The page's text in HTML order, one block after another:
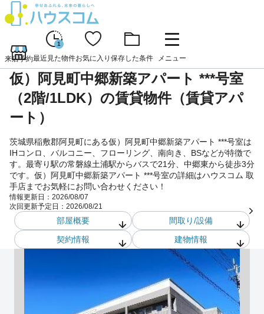
来店予約
1
最近見た物件お気に入り 保存した条件 メニュー
仮）阿見町中郷新築アパート ***号室
（2階/1LDK）の賃貸物件（賃貸アパ
ート）
茨城県稲敷郡阿見町にある仮）阿見町中郷新築アパート ***号室は
IHコンロ、バルコニー、フローリング、南向き、BSなどが特徴で
す。最寄り駅の常磐線土浦駅からバスで21分、中郷東から徒歩3分
です。仮）阿見町中郷新築アパート ***号室の詳細はハウスコム 取
手店までお気軽にお問い合わせください！
情報更新日： 2026/08/07
次回更新予定日： 2026/08/21
部屋概要
間取り/設備
契約情報
建物情報